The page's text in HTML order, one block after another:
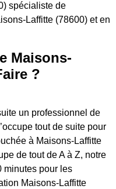
spécialiste de
Laffitte (78600) et en
Maisons-
?
un professionnel de
tout de suite pour
à Maisons-Laffitte
de tout de A à Z, notre
minutes pour les
Maisons-Laffitte